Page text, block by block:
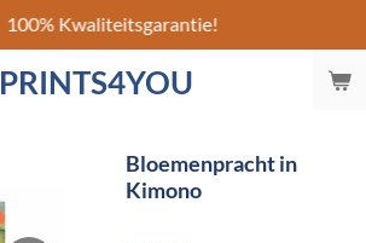
PRINTS4YOU
100% Kwaliteitsgarantie!
Bloemenpracht in
Kimono